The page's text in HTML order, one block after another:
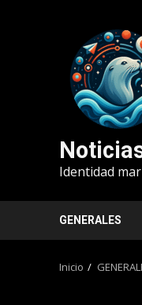
Identidad
GENERALES
Inicio